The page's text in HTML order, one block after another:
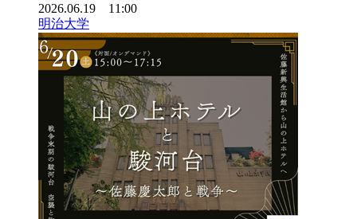
2026.06.19 11:00
明治大学